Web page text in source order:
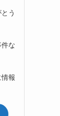
う
な
報